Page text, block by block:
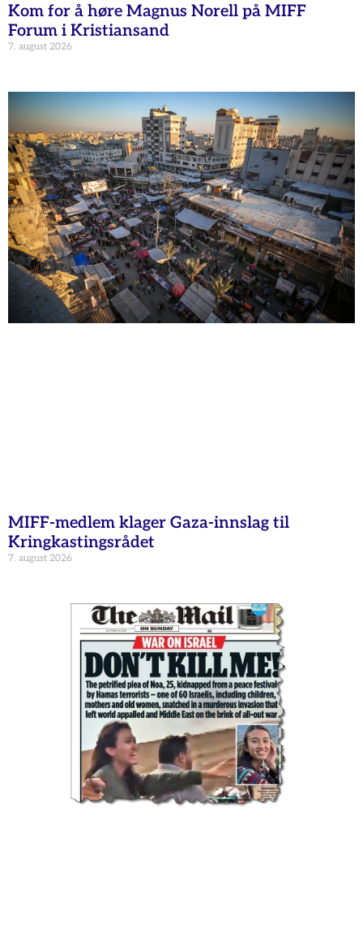
Kom for å høre Magnus Norell på MIFF
Forum i Kristiansand
7. august 2026
MIFF-medlem klager Gaza-innslag til
Kringkastingsrådet
7. august 2026